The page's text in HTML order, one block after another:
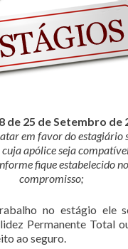
de 25 de Setembro de
em favor do estagiário
cuja apólice seja
fique estabelecido
compromisso;
no estágio ele
Permanente Total
ao seguro.